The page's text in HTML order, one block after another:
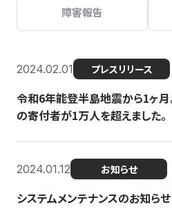
障害報告
2024.02.01 プレスリリース
令和6年能登半島地震から1ヶ月
の寄付者が1万人を超えました。
2024.01.12 お知らせ
システムメンテナンスのお知ら